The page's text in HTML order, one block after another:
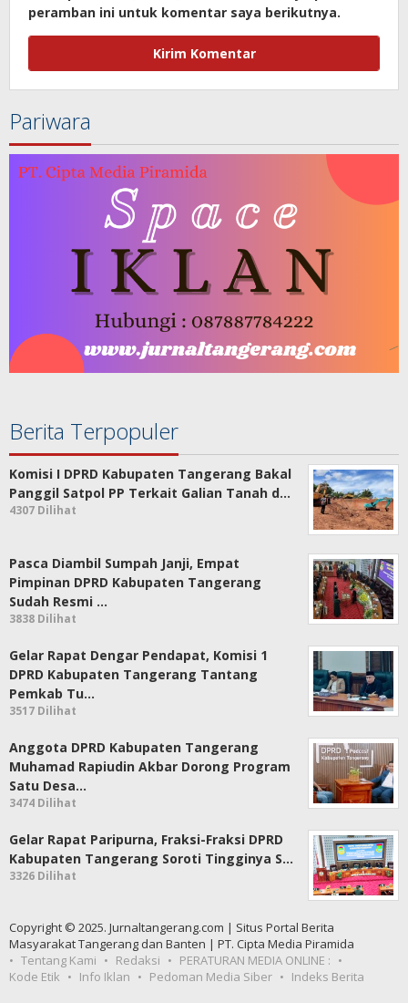
peramban ini untuk komentar saya berikutnya.
Pariwara
Berita Terpopuler
Komisi I DPRD Kabupaten Tangerang Bakal
Panggil Satpol PP Terkait Galian Tanah d…
4307 Dilihat
Pasca Diambil Sumpah Janji, Empat
Pimpinan DPRD Kabupaten Tangerang
Sudah Resmi …
3838 Dilihat
Gelar Rapat Dengar Pendapat, Komisi 1
DPRD Kabupaten Tangerang Tantang
Pemkab Tu…
3517 Dilihat
Anggota DPRD Kabupaten Tangerang
Muhamad Rapiudin Akbar Dorong Program
Satu Desa…
3474 Dilihat
Gelar Rapat Paripurna, Fraksi-Fraksi DPRD
Kabupaten Tangerang Soroti Tingginya S…
3326 Dilihat
Copyright © 2025. Jurnaltangerang.com | Situs Portal Berita
Masyarakat Tangerang dan Banten | PT. Cipta Media Piramida
Tentang Kami
Redaksi
PERATURAN MEDIA ONLINE :
Kode Etik
Info Iklan Pedoman Media Siber Indeks Berita